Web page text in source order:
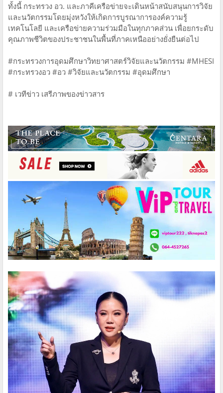
ทั้งนี้ กระทรวง อว. และภาคีเครือข่ายจะเดินหน้าสนับสนุนการวิจัย
และนวัตกรรมโดยมุ่งหวังให้เกิดการบูรณาการองค์ความรู้
เทคโนโลยี และเครือข่ายความร่วมมือในทุกภาคส่วน เพื่อยกระดับ
คุณภาพชีวิตของประชาชนในพื้นที่ภาคเหนืออย่างยั่งยืนต่อไป
#กระทรวงการอุดมศึกษาวิทยาศาสตร์วิจัยและนวัตกรรม #MHESI
#กระทรวงอว #อว #วิจัยและนวัตกรรม #อุดมศึกษา
# เวทีข่าว เสรีภาพของข่าวสาร